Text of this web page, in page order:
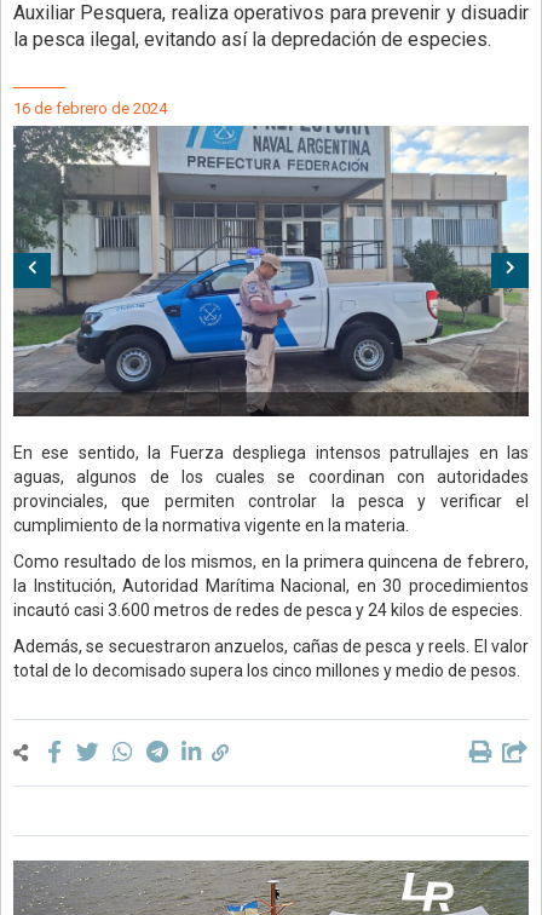
Auxiliar Pesquera, realiza operativos para prevenir y disuadir
la pesca ilegal, evitando así la depredación de especies.
16 de febrero de 2024
Anterior
En ese sentido, la Fuerza despliega intensos patrullajes en las
aguas, algunos de los cuales se coordinan con autoridades
provinciales, que permiten controlar la pesca y verificar el
cumplimiento de la normativa vigente en la materia.
Como resultado de los mismos, en la primera quincena de febrero,
la Institución, Autoridad Marítima Nacional, en 30 procedimientos
incautó casi 3.600 metros de redes de pesca y 24 kilos de especies.
Además, se secuestraron anzuelos, cañas de pesca y reels. El valor
total de lo decomisado supera los cinco millones y medio de pesos.